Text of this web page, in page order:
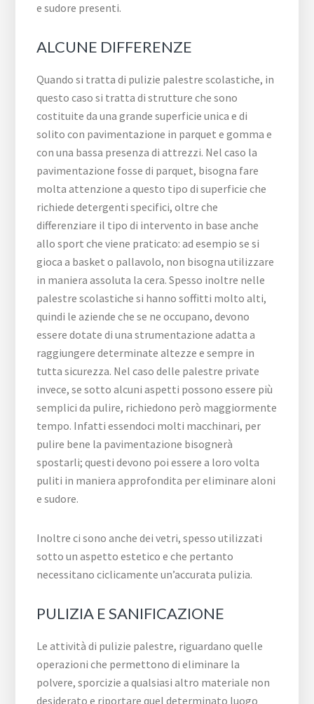
e sudore presenti.
ALCUNE DIFFERENZE
Quando si tratta di pulizie palestre scolastiche, in
questo caso si tratta di strutture che sono
costituite da una grande superficie unica e di
solito con pavimentazione in parquet e gomma e
con una bassa presenza di attrezzi. Nel caso la
pavimentazione fosse di parquet, bisogna fare
molta attenzione a questo tipo di superficie che
richiede detergenti specifici, oltre che
differenziare il tipo di intervento in base anche
allo sport che viene praticato: ad esempio se si
gioca a basket o pallavolo, non bisogna utilizzare
in maniera assoluta la cera. Spesso inoltre nelle
palestre scolastiche si hanno soffitti molto alti,
quindi le aziende che se ne occupano, devono
essere dotate di una strumentazione adatta a
raggiungere determinate altezze e sempre in
tutta sicurezza. Nel caso delle palestre private
invece, se sotto alcuni aspetti possono essere più
semplici da pulire, richiedono però maggiormente
tempo. Infatti essendoci molti macchinari, per
pulire bene la pavimentazione bisognerà
spostarli; questi devono poi essere a loro volta
puliti in maniera approfondita per eliminare aloni
e sudore.
Inoltre ci sono anche dei vetri, spesso utilizzati
sotto un aspetto estetico e che pertanto
necessitano ciclicamente un’accurata pulizia.
PULIZIA E SANIFICAZIONE
Le attività di pulizie palestre, riguardano quelle
operazioni che permettono di eliminare la
polvere, sporcizie a qualsiasi altro materiale non
desiderato e riportare quel determinato luogo